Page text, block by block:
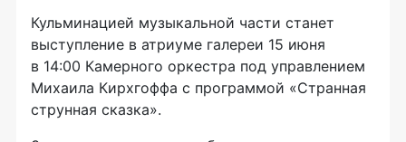
Кульминацией музыкальной части станет
выступление в атриуме галереи 15 июня
в 14:00 Камерного оркестра под управлением
Михаила Кирхгоффа с программой «Странная
струнная сказка».